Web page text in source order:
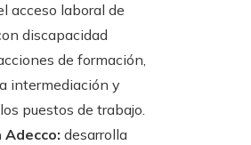
acceso laboral de
discapacidad
de formación,
intermediación y
puestos de trabajo.
Adecco: desarrolla